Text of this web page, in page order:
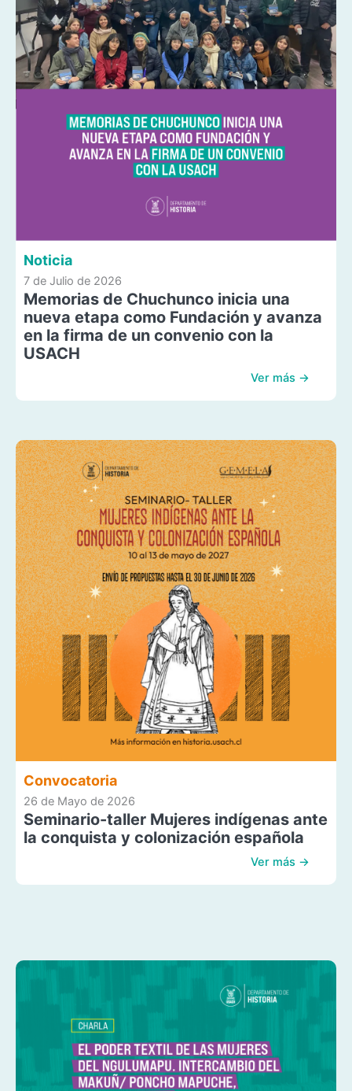
Noticia
7 de Julio de 2026
Memorias de Chuchunco inicia una
nueva etapa como Fundación y avanza
en la firma de un convenio con la
USACH
Ver más →
Convocatoria
26 de Mayo de 2026
Seminario-taller Mujeres indígenas ante
la conquista y colonización española
Ver más →